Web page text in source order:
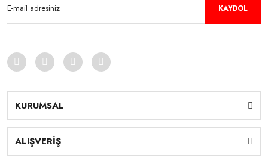
KAYDOL
KURUMSAL
ALIŞVERİŞ